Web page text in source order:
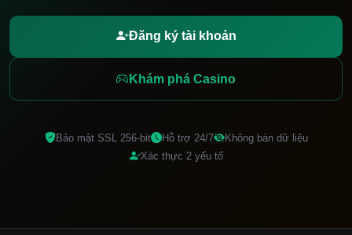
Đăng ký tài khoản
Khám phá Casino
Bảo mật SSL 256-bit Hỗ trợ 24/7
Không bán dữ liệu
Xác thực 2 yếu tố